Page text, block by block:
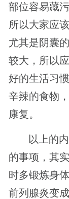
部位容易藏
所以大家应
尤其是阴囊
较大，所以
好的生活习
辛辣的食物
康复。
以上的
的事项，其
时多锻炼身
前列腺炎变